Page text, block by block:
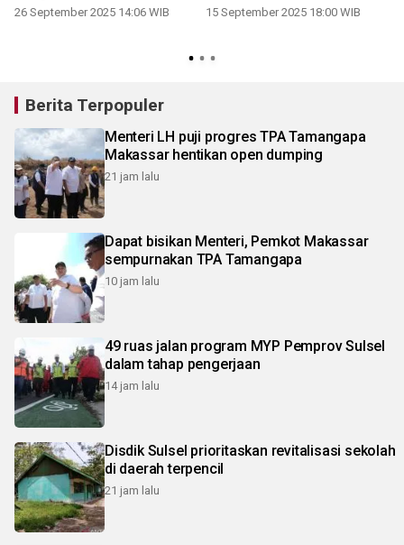
26 September 2025 14:06 WIB 15 September 2025 18:00 WIB
Berita Terpopuler
Menteri LH puji progres TPA Tamangapa
Makassar hentikan open dumping
21 jam lalu
Dapat bisikan Menteri, Pemkot Makassar
sempurnakan TPA Tamangapa
10 jam lalu
49 ruas jalan program MYP Pemprov Sulsel
dalam tahap pengerjaan
14 jam lalu
Disdik Sulsel prioritaskan revitalisasi sekolah
di daerah terpencil
21 jam lalu